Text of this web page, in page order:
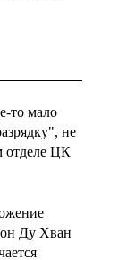
то мало
не
отделе ЦК
Ду Хван